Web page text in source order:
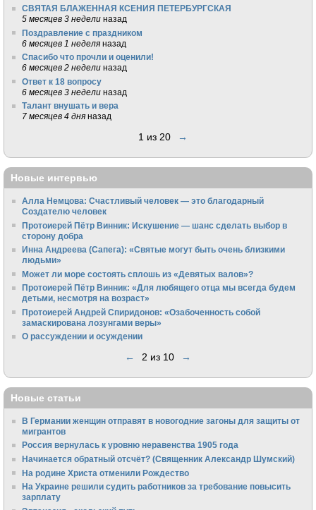
СВЯТАЯ БЛАЖЕННАЯ КСЕНИЯ ПЕТЕРБУРГСКАЯ
5 месяцев 3 недели назад
Поздравление с праздником
6 месяцев 1 неделя назад
Спасибо что прочли и оценили!
6 месяцев 2 недели назад
Ответ к 18 вопросу
6 месяцев 3 недели назад
Талант внушать и вера
7 месяцев 4 дня назад
1 из 20 →
Новые интервью
Алла Немцова: Счастливый человек — это благодарный
Создателю человек
Протоиерей Пётр Винник: Искушение — шанс сделать выбор в
сторону добра
Инна Андреева (Сапега): «Святые могут быть очень близкими
людьми»
Может ли море состоять сплошь из «Девятых валов»?
Протоиерей Пётр Винник: «Для любящего отца мы всегда будем
детьми, несмотря на возраст»
Протоиерей Андрей Спиридонов: «Озабоченность собой
замаскирована лозунгами веры»
О рассуждении и осуждении
← 2 из 10 →
Новые статьи
В Германии женщин отправят в новогодние загоны для защиты от
мигрантов
Россия вернулась к уровню неравенства 1905 года
Начинается обратный отсчёт? (Священник Александр Шумский)
На родине Христа отменили Рождество
На Украине решили судить работников за требование повысить
зарплату